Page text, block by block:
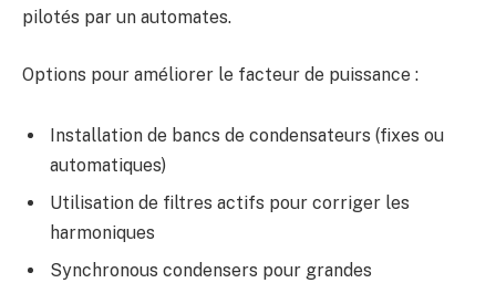
pilotés par un automates.
Options pour améliorer le facteur de puissance :
Installation de bancs de condensateurs (fixes ou
automatiques)
Utilisation de filtres actifs pour corriger les
harmoniques
Synchronous condensers pour grandes